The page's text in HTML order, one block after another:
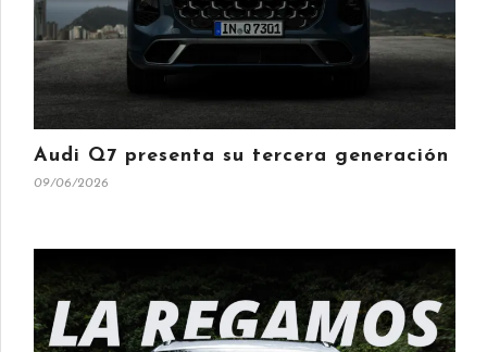
Audi Q7 presenta su tercera generación
09/06/2026